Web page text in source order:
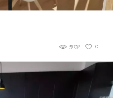
0
5032